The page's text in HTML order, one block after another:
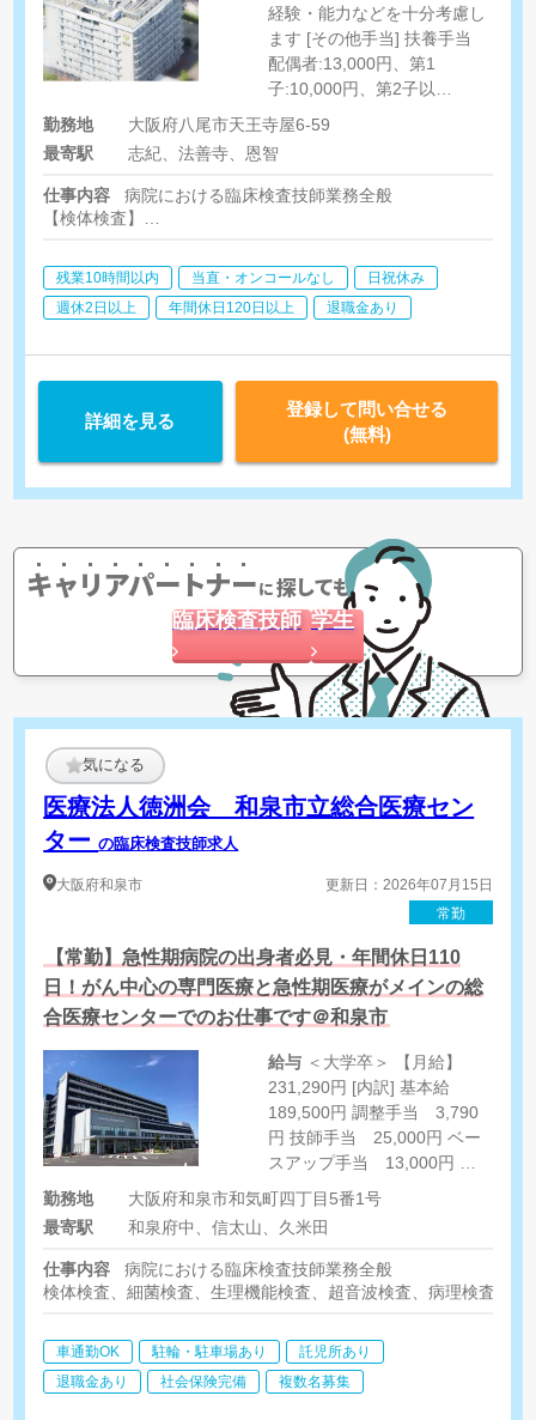
経験・能力などを十分考慮し
ます [その他手当] 扶養手当
配偶者:13,000円、第1
子:10,000円、第2子以
降:7,000円 住宅手当 9,000
円（世帯主）
勤務地
大阪府八尾市天王寺屋6-59
最寄駅
志紀、法善寺、恩智
仕事内容
病院における臨床検査技師業務全般
【検体検査】
【生理検査】
心電図、脳波、光トポグラフィー、SAS等
残業10時間以内 当直・オンコールなし
日祝休み
週休2日以上
年間休日120日以上 退職金あり
詳細を見る
登録して問い合せる
(無料)
キャリアパートナーに探してもらう
臨床検査技師 学生
気になる
医療法人徳洲会 和泉市立総合医療セン
ターの臨床検査技師求人
大阪府和泉市
更新日：2026年07月15日
常勤
【常勤】急性期病院の出身者必見・年間休日110
日！がん中心の専門医療と急性期医療がメインの総
合医療センターでのお仕事です＠和泉市
給与
231,290円 [内訳] 基本給
189,500円 調整手当 3,790
円 技師手当 25,000円 ベー
スアップ手当 13,000円 ＜
専門卒＞ 【月給】226,700円-
[内訳] 基本給 185,000円 調
整手当 3,700円 技師手当
25,000円 ベースアップ手
当 13,000円 ※上記給与に
験加算あり [その他手当] 住宅
手当 上限24,000円 家族手
当 配偶者16,000円・子第2
勤務地
大阪府和泉市和気町四丁目5番1号
最寄駅
和泉府中、信太山、久米田
仕事内容
病院における臨床検査技師業務全般
検体検査、細菌検査、生理機能検査、超音波検査、病理検査、外
車通勤OK 駐輪・駐車場あり
託児所あり
退職金あり
社会保険完備 複数名募集